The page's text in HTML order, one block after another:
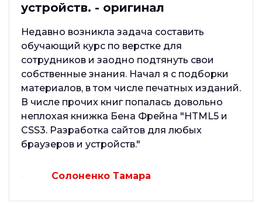
устройств. - оригинал
Недавно возникла задача составить
обучающий курс по верстке для
сотрудников и заодно подтянуть свои
собственные знания. Начал я с подборки
материалов, в том числе печатных изданий.
В числе прочих книг попалась довольно
неплохая книжка Бена Фрейна "HTML5 и
CSS3. Разработка сайтов для любых
браузеров и устройств."
Солоненко Тамара